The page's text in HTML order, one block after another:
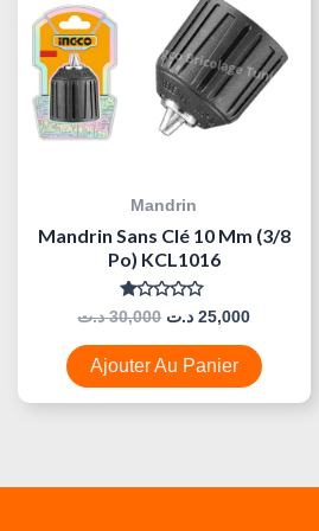
Mandrin
Mandrin Sans Clé 10 Mm (3/8
Po) KCL1016
Note
0
Sur
5
30,000 د.ت 25,000 د.ت
Ajouter Au Panier